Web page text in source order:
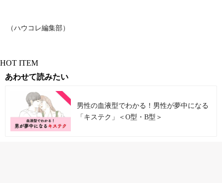
（ハウコレ編集部）
HOT ITEM
あわせて読みたい
男性の血液型でわかる！男性が夢中になる
「キステク」＜O型・B型＞